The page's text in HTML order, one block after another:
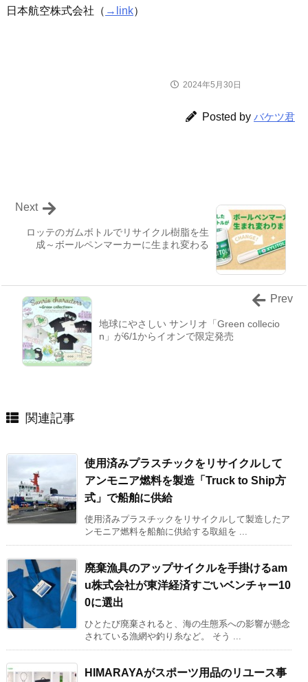
日本航空株式会社（ →link）
2024年5月30日
Posted by バケツ君
ロッテのガムボトルでリサイクル樹脂を生
成～ボールペンマーカーに生まれ変わる
Next
地球にやさしい サンリオ「Green collecio
n」が6/1からイオンで限定発売
Prev
関連記事
使用済みプラスチックをリサイクルして
アンモニア燃料を製造「Truck to Ship方
式」で船舶に供給
使用済みプラスチックをリサイクルして製造したア
ンモニア燃料を船舶に供給する取組を ...
廃棄漁具のアップサイクルを手掛けるam
u株式会社が東洋経済すごいベンチャー10
0に選出
ひとたび廃棄されると、海の生態系への影響が懸念
されている漁網や釣り糸など。 そう ...
HIMARAYAがスポーツ用品のリユース事